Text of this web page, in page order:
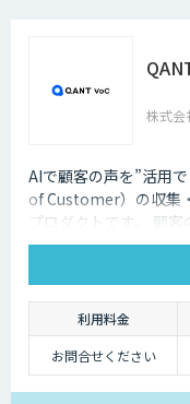
株式会
AIで顧客の声を”活用
of Customer）の収集
プロダクトです。 顧
活動へ反映することが
利用料金
お問合せください